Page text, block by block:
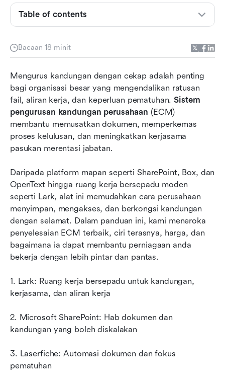
Bacaan 18 minit
Mengurus kandungan dengan cekap adalah penting
bagi organisasi besar yang mengendalikan ratusan
fail, aliran kerja, dan keperluan pematuhan. Sistem
pengurusan kandungan perusahaan (ECM)
membantu memusatkan dokumen, memperkemas
proses kelulusan, dan meningkatkan kerjasama
pasukan merentasi jabatan.
Daripada platform mapan seperti SharePoint, Box, dan
OpenText hingga ruang kerja bersepadu moden
seperti Lark, alat ini memudahkan cara perusahaan
menyimpan, mengakses, dan berkongsi kandungan
dengan selamat. Dalam panduan ini, kami meneroka
penyelesaian ECM terbaik, ciri terasnya, harga, dan
bagaimana ia dapat membantu perniagaan anda
bekerja dengan lebih pintar dan pantas.
1. Lark: Ruang kerja bersepadu untuk kandungan,
kerjasama, dan aliran kerja
2. Microsoft SharePoint: Hab dokumen dan
kandungan yang boleh diskalakan
3. Laserfiche: Automasi dokumen dan fokus
pematuhan
Table of contents
Perusahaan?
perusahaan
8 Sistem pengurusan kandungan perusahaan
teratas
Bagaimana memilih sistem pengurusan
kandungan perusahaan yang tepat
perusahaan moden
Kesimpulan
Soalan Lazim
Bacaan berkaitan